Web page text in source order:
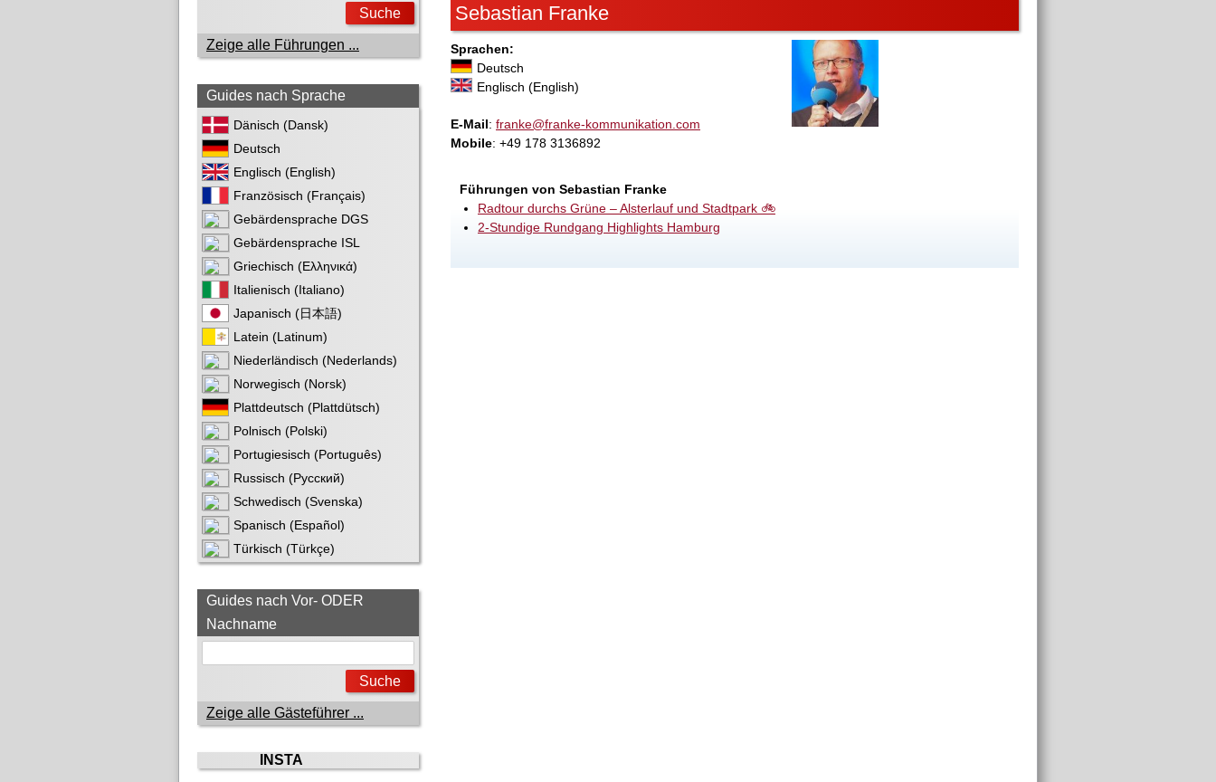
Sebastian Franke
Sprachen:
Deutsch
Englisch (English)
E-Mail: franke@franke-kommunikation.com
Mobile: +49 178 3136892
Führungen von Sebastian Franke
Radtour durchs Grüne – Alsterlauf und Stadtpark 🚲
2-Stundige Rundgang Highlights Hamburg
Zeige alle Führungen ...
Guides nach Sprache
Dänisch (Dansk)
Deutsch
Englisch (English)
Französisch (Français)
Gebärdensprache DGS
Gebärdensprache ISL
Griechisch (Ελληνικά)
Italienisch (Italiano)
Japanisch (日本語)
Latein (Latinum)
Niederländisch (Nederlands)
Norwegisch (Norsk)
Plattdeutsch (Plattdütsch)
Polnisch (Polski)
Portugiesisch (Português)
Russisch (Русский)
Schwedisch (Svenska)
Spanisch (Español)
Türkisch (Türkçe)
Guides nach Vor- ODER
Nachname
Zeige alle Gästeführer ...
INSTA